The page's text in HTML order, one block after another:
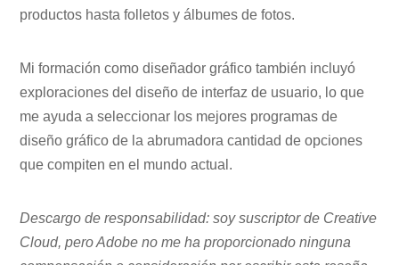
productos hasta folletos y álbumes de fotos.
Mi formación como diseñador gráfico también incluyó
exploraciones del diseño de interfaz de usuario, lo que
me ayuda a seleccionar los mejores programas de
diseño gráfico de la abrumadora cantidad de opciones
que compiten en el mundo actual.
Descargo de responsabilidad: soy suscriptor de Creative
Cloud, pero Adobe no me ha proporcionado ninguna